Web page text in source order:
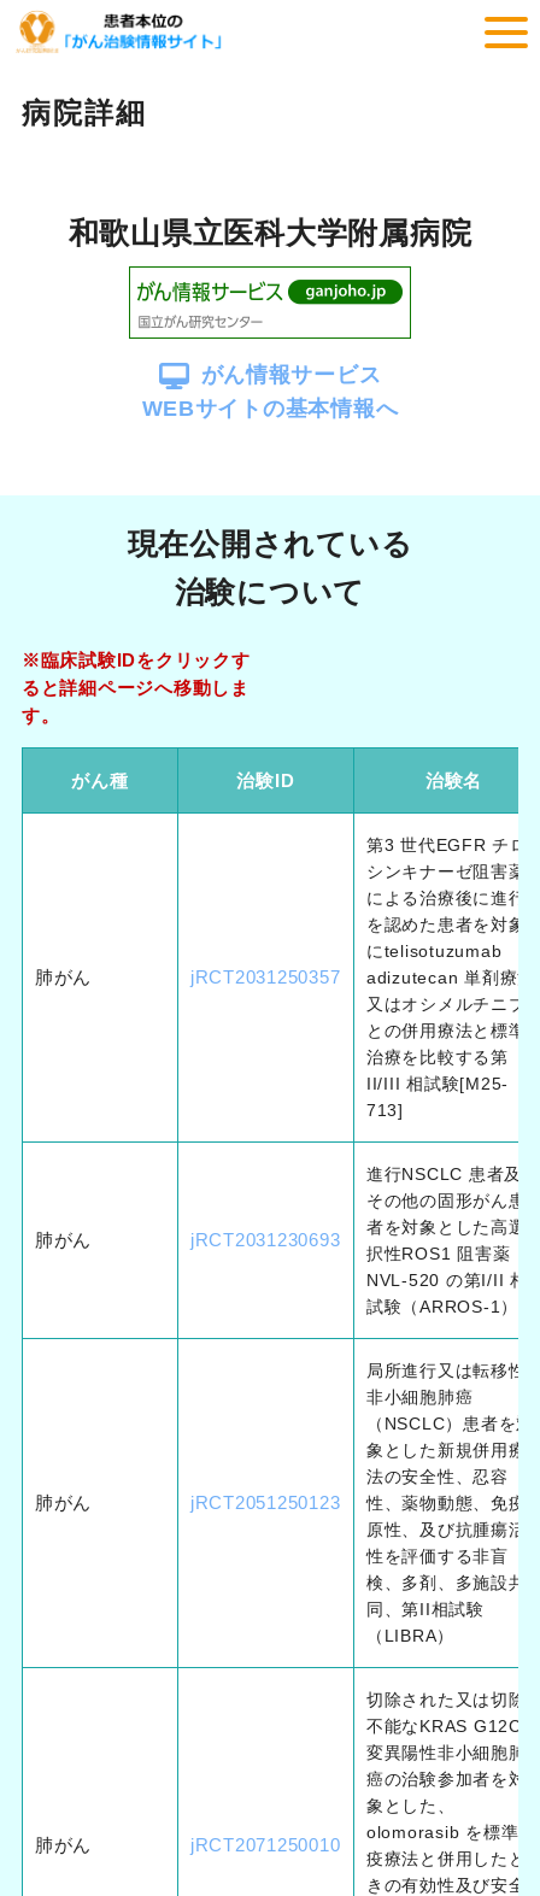
病院詳細
和歌山県立医科大学附属病院
がん情報サービス
WEBサイトの基本情報へ
現在公開されている
治験について
※臨床試験IDをクリックす
ると詳細ページへ移動しま
す。
がん種 治験ID 治験名
肺がん jRCT2031250357
第3 世代EGFR チロ
シンキナーゼ阻害薬
による治療後に進行
を認めた患者を対象
にtelisotuzumab
adizutecan 単剤療法
又はオシメルチニブ
との併用療法と標準
治療を比較する第
II/III 相試験[M25-
713]
肺がん jRCT2031230693
進行NSCLC 患者及び
その他の固形がん患
者を対象とした高選
択性ROS1 阻害薬
NVL-520 の第I/II 相
試験（ARROS-1）
肺がん jRCT2051250123
局所進行又は転移性
非小細胞肺癌
（NSCLC）患者を対
象とした新規併用療
法の安全性、忍容
性、薬物動態、免疫
原性、及び抗腫瘍活
性を評価する非盲
検、多剤、多施設共
同、第II相試験
（LIBRA）
肺がん jRCT2071250010
切除された又は切除
不能なKRAS G12C
変異陽性非小細胞肺
癌の治験参加者を対
象とした、
olomorasib を標準免
疫療法と併用したと
きの有効性及び安全